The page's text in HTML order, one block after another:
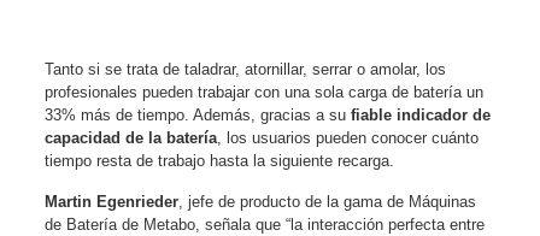
Tanto si se trata de taladrar, atornillar, serrar o amolar, los
profesionales pueden trabajar con una sola carga de batería un
33% más de tiempo. Además, gracias a sufiable indicador de
capacidad de la batería , los usuarios pueden conocer cuánto
tiempo resta de trabajo hasta la siguiente recarga.
Martin Egenrieder , jefe de producto de la gama de Máquinas
de Batería de Metabo, señala que “la interacción perfecta entre